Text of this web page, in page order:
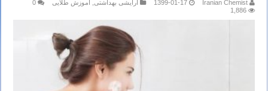
Iranian Chemist
1399-01-17 آرایشی بهداشتی آموزش طلایی
0
1,886